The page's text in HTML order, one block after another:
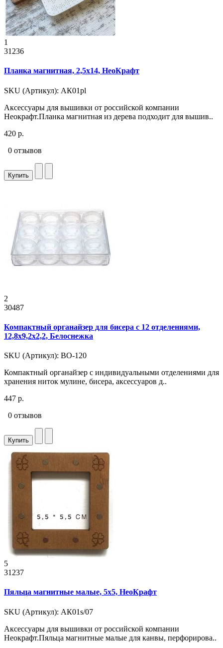
1
31236
Планка магнитная, 2,5x14, НеоКрафт
SKU (Артикул): АК01pl
Аксессуары для вышивки от российской компании
Неокрафт.Планка магнитная из дерева подходит для вышив..
420 р.
0 отзывов
Купить
2
30487
Компактный органайзер для бисера с 12 отделениями,
12,8x9,2x2,2, Белоснежка
SKU (Артикул): ВО-120
Компактный органайзер с индивидуальными отделениями для
хранения ниток мулине, бисера, аксессуаров д..
447 р.
0 отзывов
Купить
5
31237
Пяльца магнитные малые, 5x5, НеоКрафт
SKU (Артикул): АК01s/07
Аксессуары для вышивки от российской компании
Неокрафт.Пяльца магнитные малые для канвы, перфорирова..